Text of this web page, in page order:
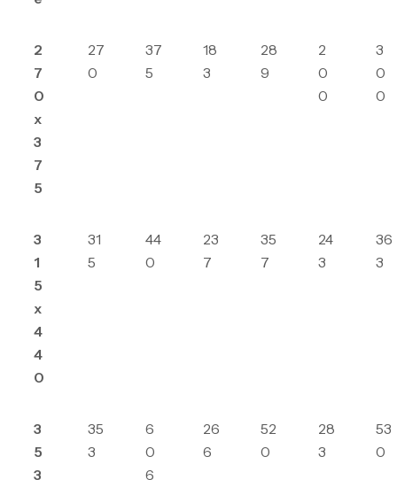
2
7
0
x
3
7
5
27
0
37
5
18
3
28
9
2
0
0
3
0
0
3
1
5
x
4
4
0
31
5
44
0
23
7
35
7
24
3
36
3
3
5
3
35
3
6
0
6
26
6
52
0
28
3
53
0